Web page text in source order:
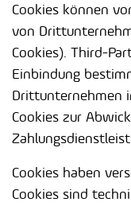
Cookies können
von
Cookies). Third-
Einbindung
Drittunternehmen
Cookies zur
Cookies haben
Cookies sind